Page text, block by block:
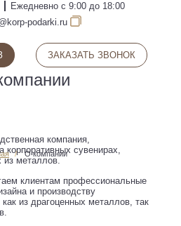
Ежедневно с 9:00 до 18:00
podarki.ru
ЗАКАЗАТЬ ЗВОНОК
О компании
компания,
корпоративных сувенирах,
из металлов.
клиентам профессиональные
и производству
из драгоценных металлов, так